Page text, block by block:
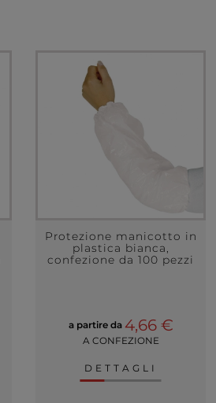
Protezione manicotto in
plastica bianca,
confezione da 100 pezzi
a partire da 4,66 €
A CONFEZIONE
DETTAGLI